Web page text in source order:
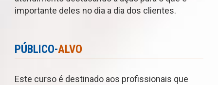
importante deles no dia a dia dos clientes.
PÚBLICO-ALVO
Este curso é destinado aos profissionais que